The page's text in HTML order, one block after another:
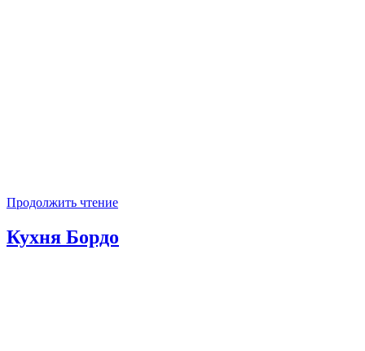
Продолжить чтение
Кухня Бордо